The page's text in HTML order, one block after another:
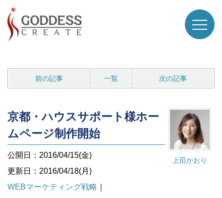
前の記事 一覧 次の記事
上田かおり
京都・ハウスサポート様ホー
ムページ制作開始
公開日：2016/04/15(金)
更新日：2016/04/18(月)
WEBマーケティング戦略